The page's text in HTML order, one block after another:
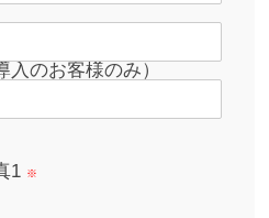
のお客様のみ）
1 ※